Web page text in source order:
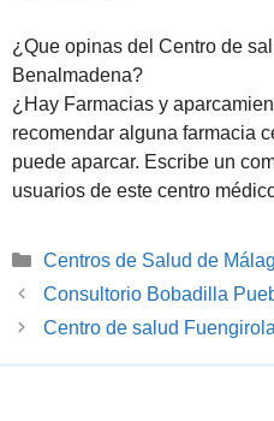
¿Que opinas del Centro de
Benalmadena?
¿Hay Farmacias y
recomendar alguna farmacia
puede aparcar. Escribe un
usuarios de este centro
Categorías
Centros de Salud de
Consultorio Bobadilla
Centro de salud